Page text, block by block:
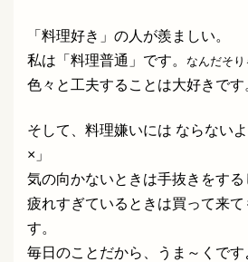
「料理好き」の人が羨ましい。
私は「料理普通」です。 なんだそり
色々と工夫することは大好きです
そして、料理嫌いには ならない
×」
気の向かないときは手抜きをする
疲れすぎているときは買って来て
す。
毎日のことだから、うま～くで